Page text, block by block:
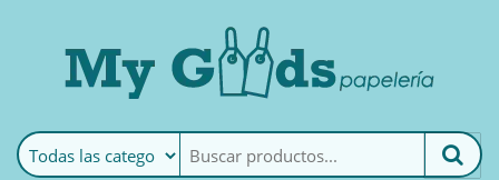
MyGoods · PapeleríaMy Goods es tu papelería
online de confianza. Podrás